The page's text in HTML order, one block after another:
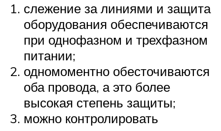
слежение за линиями и защита
оборудования обеспечиваются
при однофазном и трехфазном
питании;
одномоментно обесточиваются
оба провода, а это более
высокая степень защиты;
можно контролировать